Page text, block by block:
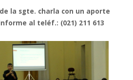
la sgte. charla con un aporte
al teléf.: (021) 211 613